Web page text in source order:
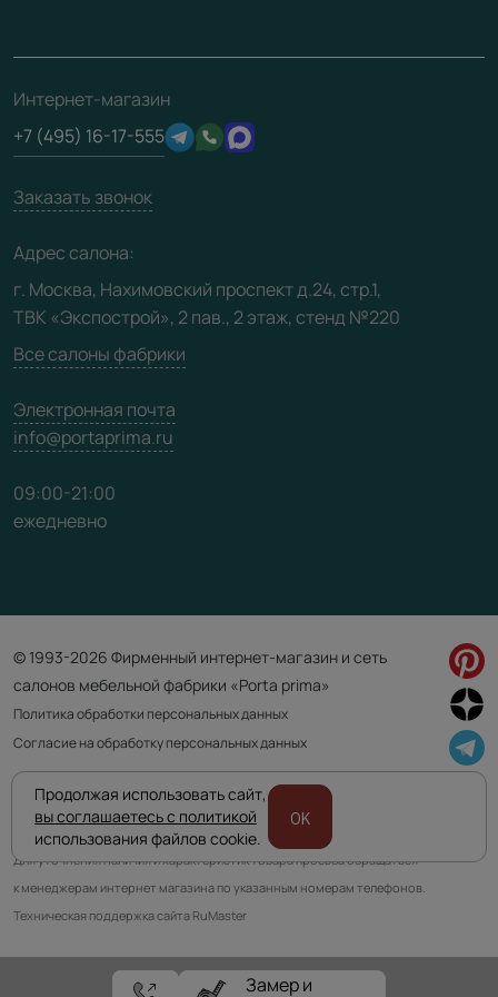
Отзывы клиентов
Техническая информация
Юридическая информация
Скачать материалы
3D-модели
О фабрике
Сертификаты
Производство
Вакансии
Видео
Карта сайта
Интернет-магазин
+7 (495) 16-17-555
Заказать звонок
Адрес салона:
г. Москва, Нахимовский проспект д.24, стр.1,
ТВК «Экспострой», 2 пав., 2 этаж, стенд №220
Все салоны фабрики
Электронная почта
info@portaprima.ru
09:00-21:00
ежедневно
© 1993-2026 Фирменный интернет-магазин и сеть
салонов мебельной фабрики «Porta prima»
Политика обработки персональных данных
Согласие на обработку персональных данных
Приведенная на сайте информация не является публичной офертой
и носит информационно ознакомительный характер.
Для уточнения наличия и характеристик товара просьба обращаться
к менеджерам интернет магазина по указанным номерам телефонов.
Техническая поддержка сайта RuMaster
Замер и
Продолжая использовать сайт,
вы соглашаетесь с политикой
использования файлов cookie.
OK